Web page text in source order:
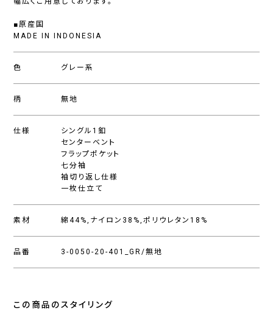
■原産国
MADE IN INDONESIA
色 グレー系
柄 無地
仕様
シングル1釦
センターベント
フラップポケット
七分袖
袖切り返し仕様
一枚仕立て
素材 綿44%,ナイロン38%,ポリウレタン18%
品番 3-0050-20-401_GR/無地
この商品のスタイリング